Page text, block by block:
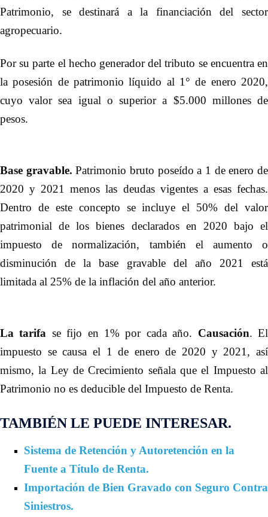
Patrimonio, se destinará a la financiación del sector
agropecuario.
Por su parte el hecho generador del tributo se encuentra en
la posesión de patrimonio líquido al 1° de enero 2020,
cuyo valor sea igual o superior a $5.000 millones de
pesos.
Base gravable. Patrimonio bruto poseído a 1 de enero de
2020 y 2021 menos las deudas vigentes a esas fechas.
Dentro de este concepto se incluye el 50% del valor
patrimonial de los bienes declarados en 2020 bajo el
impuesto de normalización, también el aumento o
disminución de la base gravable del año 2021 está
limitada al 25% de la inflación del año anterior.
La tarifa se fijo en 1% por cada año. Causación. El
impuesto se causa el 1 de enero de 2020 y 2021, así
mismo, la Ley de Crecimiento señala que el Impuesto al
Patrimonio no es deducible del Impuesto de Renta.
TAMBIÉN LE PUEDE INTERESAR.
Sistema de Retención y Autoretención en la
Fuente a Título de Renta.
Importación de Bien Gravado con Seguro Contra
Siniestros.